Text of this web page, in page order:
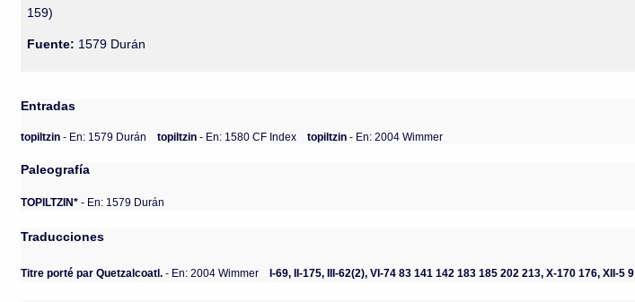
159)
Fuente: 1579 Durán
Entradas
topiltzin- En: 1579 Durán topiltzin- En: 1580 CF Index topiltzin- En: 2004 Wimmer
Paleografía
TOPILTZIN* - En: 1579 Durán
Traducciones
Titre porté par Quetzalcoatl. - En: 2004 Wimmer I-69, II-175, III-62(2), VI-74 83 141 142 183 185 202 213, X-170 176, XII-5 9